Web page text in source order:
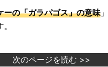
ーの「ガラパゴス」の意味
次のページを読む >>